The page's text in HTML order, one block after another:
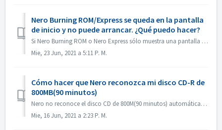
Nero Burning ROM/Express se queda en la pantalla
de inicio y no puede arrancar. ¿Qué puedo hacer?
Si Nero Burning ROM o Nero Express sólo muestra una pantalla de inicio pero no la ventana de la aplicación, compruebe si hay alguna unidad de disco que no f...
Mie, 23 Jun, 2021 a 5:11 P. M.
Cómo hacer que Nero reconozca mi disco CD-R de
800MB(90 minutos)
Nero no reconoce el disco CD de 800M(90 minutos) automáticamente. Ahora se detecta como 700M(80minutos). Si necesita grabar un disco completo de casi 800M ...
Mie, 16 Jun, 2021 a 2:23 P. M.